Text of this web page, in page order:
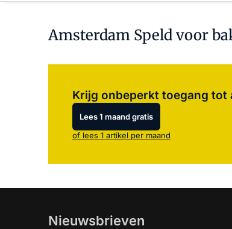
Amsterdam Speld voor
Krijg onbeperkt toegang tot
Lees 1 maand gratis
of lees 1 artikel per maand
Nieuwsbrieven